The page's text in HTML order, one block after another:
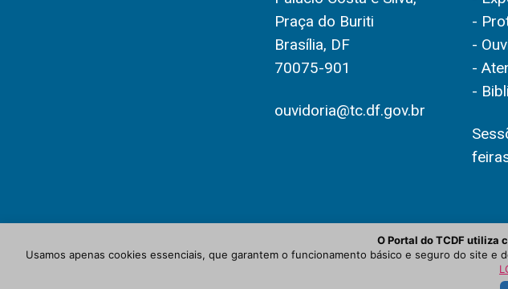
Praça do Buriti
Brasília, DF
70075-901
ouvidoria@tc.df.gov.br
-
-
-
-
O Portal do TCDF utiliza
Usamos apenas cookies essenciais, que garantem o funcionamento básico e seguro do site e